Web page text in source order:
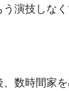
演技しな
数時間家を